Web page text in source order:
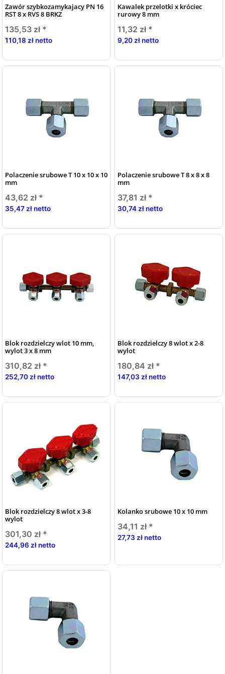
Zawór szybkozamykajacy PN 16
RST 8 x RVS 8 BRKZ
135,53 zł *
110,18 zł netto
Kawalek przelotki x króciec
rurowy 8 mm
11,32 zł *
9,20 zł netto
Polaczenie srubowe T 10 x 10 x 10
mm
43,62 zł *
35,47 zł netto
Polaczenie srubowe T 8 x 8 x 8
mm
37,81 zł *
30,74 zł netto
Blok rozdzielczy wlot 10 mm,
wylot 3 x 8 mm
310,82 zł *
252,70 zł netto
Blok rozdzielczy 8 wlot x 2-8
wylot
180,84 zł *
147,03 zł netto
Blok rozdzielczy 8 wlot x 3-8
wylot
301,30 zł *
244,96 zł netto
Kolanko srubowe 10 x 10 mm
34,11 zł *
27,73 zł netto